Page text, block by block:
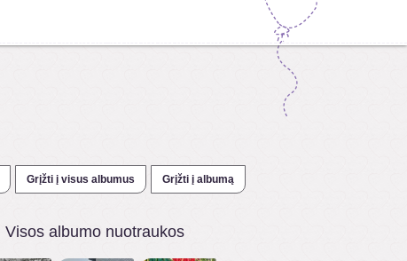
Grįžti į visus albumus Grįžti į albumą
Visos albumo nuotraukos